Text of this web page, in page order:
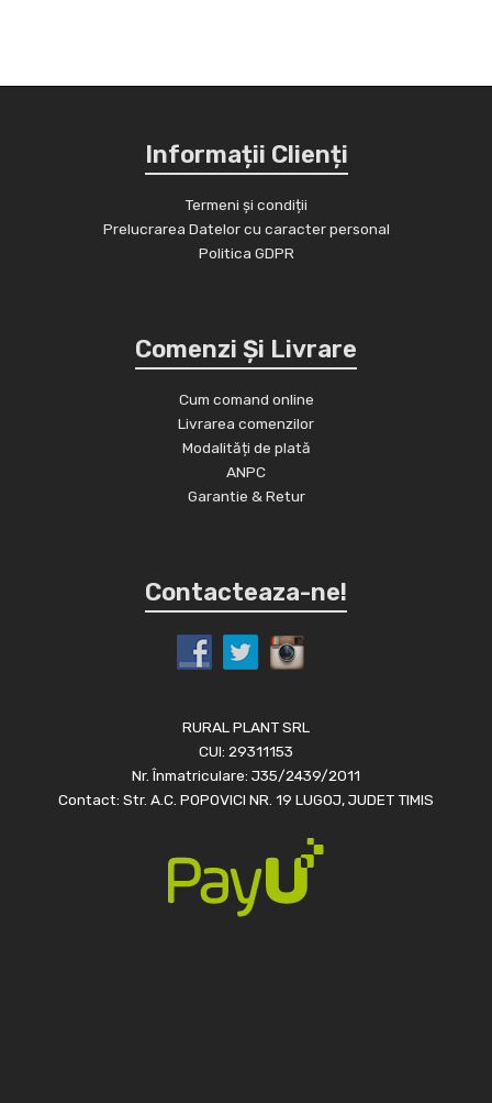
Informații Clienți
Termeni și condiții
Prelucrarea Datelor cu caracter personal
Politica GDPR
Comenzi Și Livrare
Cum comand online
Livrarea comenzilor
Modalități de plată
ANPC
Garantie & Retur
Contacteaza-ne!
RURAL PLANT SRL
CUI: 29311153
Nr. Înmatriculare: J35/2439/2011
Contact: Str. A.C. POPOVICI NR. 19 LUGOJ, JUDET TIMIS